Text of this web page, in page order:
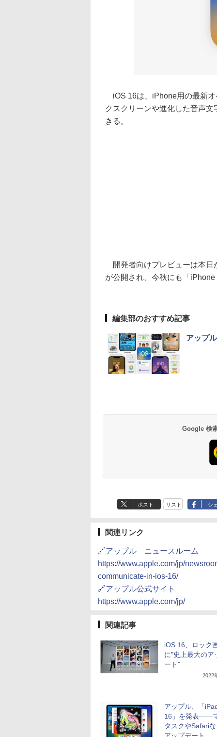
iOS 16は、iPhone用の最新オ
クスクリーンや進化した音声
きる。
開発者向けプレビューは本日
が公開され、今秋にも「
編集部のおすすめ記事
アップ
Google 検
ポスト リスト シ
関連リンク
🔗アップル ニュースルーム
https://www.apple.com/jp/
communicate-in-ios-16/
🔗アップル公式サイト
https://www.apple.com/jp/
関連記事
iOS 16、ロック
に"史上最大のア
ート"
2022
アップル、「
16」を発表――
タスクやSafari